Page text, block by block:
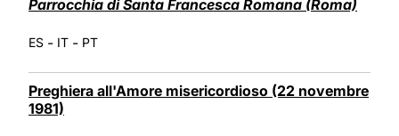
Parrocchia di Santa Francesca Romana (Roma)
ES - IT - PT
Preghiera all'Amore misericordioso (22 novembre
1981)